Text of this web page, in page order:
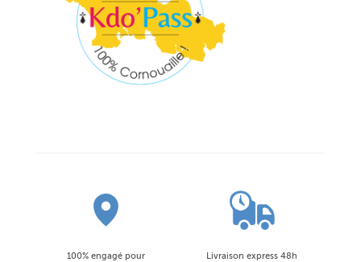
100% engagé pour
Livraison express 48h